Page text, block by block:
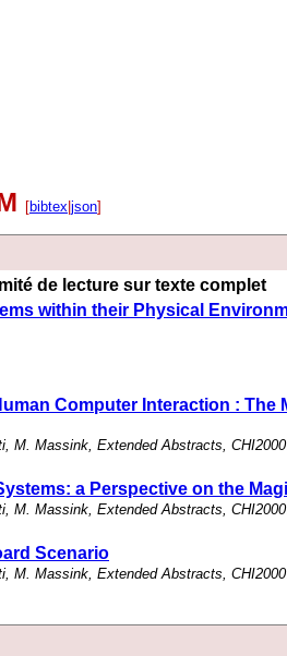
[bibtex json]
de lecture sur texte complet
within their Physical
Computer Interaction :
M. Massink, Extended Abstracts, CHI2000
a Perspective on the
M. Massink, Extended Abstracts, CHI2000
Scenario
M. Massink, Extended Abstracts, CHI2000